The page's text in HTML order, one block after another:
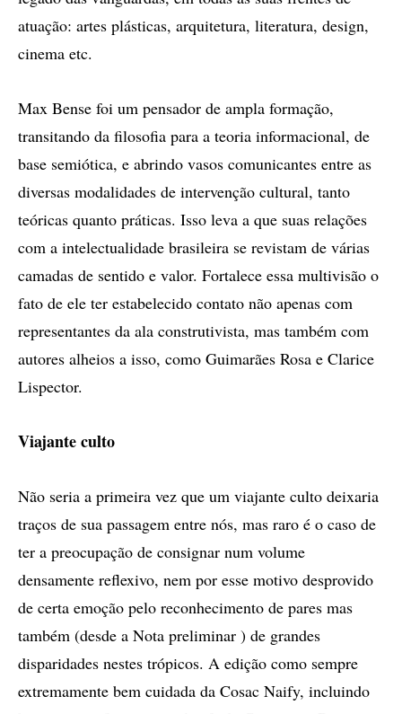
atuação: artes plásticas, arquitetura, literatura, design,
cinema etc.
Max Bense foi um pensador de ampla formação,
transitando da filosofia para a teoria informacional, de
base semiótica, e abrindo vasos comunicantes entre as
diversas modalidades de intervenção cultural, tanto
teóricas quanto práticas. Isso leva a que suas relações
com a intelectualidade brasileira se revistam de várias
camadas de sentido e valor. Fortalece essa multivisão o
fato de ele ter estabelecido contato não apenas com
representantes da ala construtivista, mas também com
autores alheios a isso, como Guimarães Rosa e Clarice
Lispector.
Viajante culto
Não seria a primeira vez que um viajante culto deixaria
traços de sua passagem entre nós, mas raro é o caso de
ter a preocupação de consignar num volume
densamente reflexivo, nem por esse motivo desprovido
de certa emoção pelo reconhecimento de pares mas
também (desde a Nota preliminar ) de grandes
disparidades nestes trópicos. A edição como sempre
extremamente bem cuidada da Cosac Naify, incluindo